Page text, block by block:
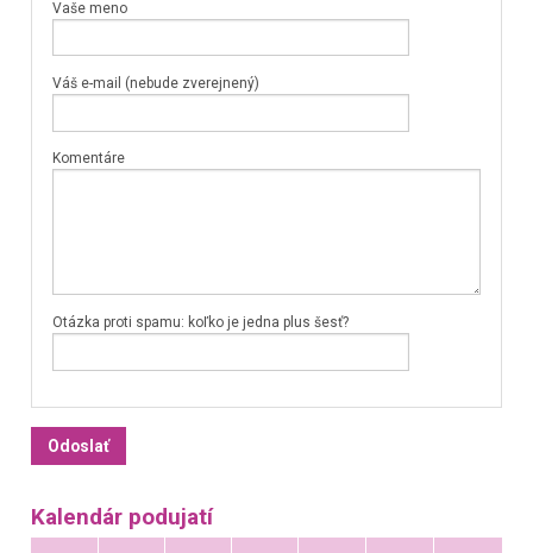
Vaše meno
Váš e-mail (nebude zverejnený)
Komentáre
Otázka proti spamu: koľko je jedna plus šesť?
Kalendár podujatí